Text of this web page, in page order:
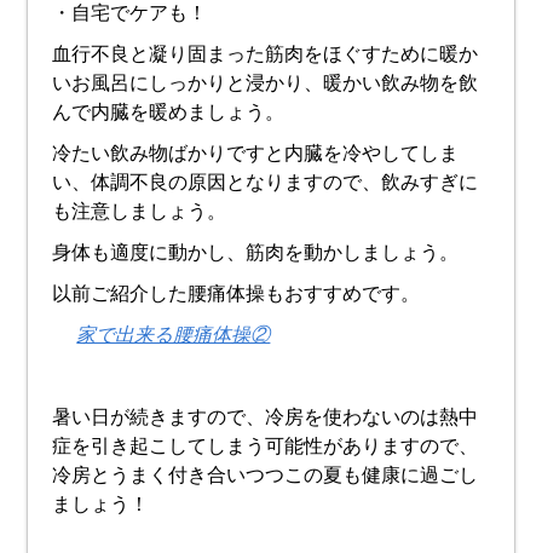
・自宅でケアも！
血行不良と凝り固まった筋肉をほぐすために暖か
いお風呂にしっかりと浸かり、暖かい飲み物を飲
んで内臓を暖めましょう。
冷たい飲み物ばかりですと内臓を冷やしてしま
い、体調不良の原因となりますので、飲みすぎに
も注意しましょう。
身体も適度に動かし、筋肉を動かしましょう。
以前ご紹介した腰痛体操もおすすめです。
家で出来る腰痛体操②
暑い日が続きますので、冷房を使わないのは熱中
症を引き起こしてしまう可能性がありますので、
冷房とうまく付き合いつつこの夏も健康に過ごし
ましょう！